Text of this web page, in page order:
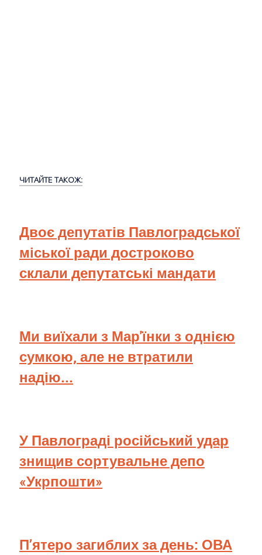
ЧИТАЙТЕ ТАКОЖ:
Двоє депутатів Павлоградської
міської ради достроково
склали депутатські мандати
Ми виїхали з Мар'їнки з однією
сумкою, але не втратили
надію...
У Павлограді російський удар
знищив сортувальне депо
«Укрпошти»
П’ятеро загиблих за день: ОВА